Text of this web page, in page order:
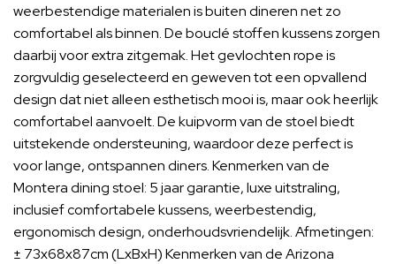
weerbestendige materialen is buiten dineren net zo
comfortabel als binnen. De bouclé stoffen kussens zorgen
daarbij voor extra zitgemak. Het gevlochten rope is
zorgvuldig geselecteerd en geweven tot een opvallend
design dat niet alleen esthetisch mooi is, maar ook heerlijk
comfortabel aanvoelt. De kuipvorm van de stoel biedt
uitstekende ondersteuning, waardoor deze perfect is
voor lange, ontspannen diners. Kenmerken van de
Montera dining stoel: 5 jaar garantie, luxe uitstraling,
inclusief comfortabele kussens, weerbestendig,
ergonomisch design, onderhoudsvriendelijk. Afmetingen:
± 73x68x87cm (LxBxH) Kenmerken van de Arizona